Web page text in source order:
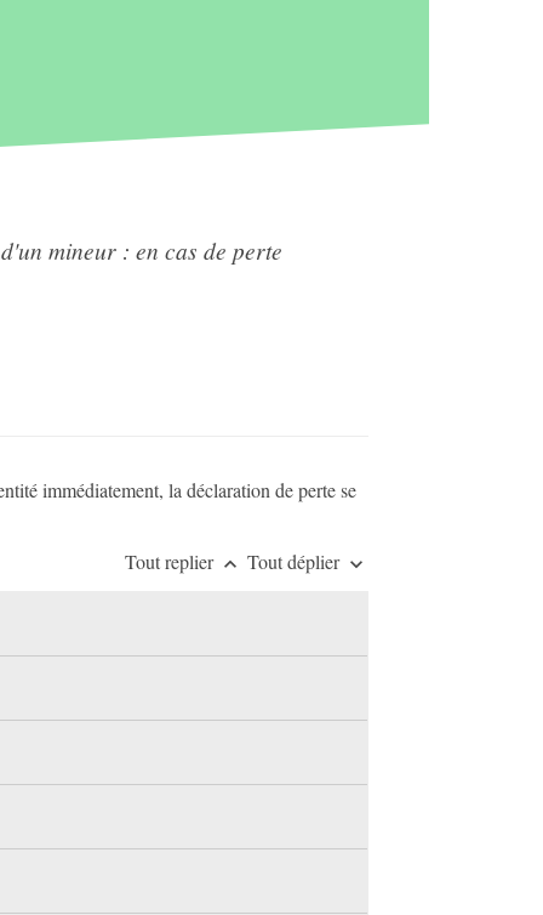
mineur : en cas de perte
immédiatement, la déclaration de perte se
Tout replier keyboard_arrow_up Tout déplier keyboard_arrow_down